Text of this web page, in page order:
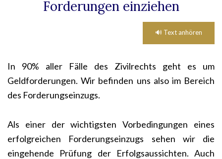
Forderungen einziehen
🔊 Text anhören
In 90% aller Fälle des Zivilrechts geht es um
Geldforderungen. Wir befinden uns also im Bereich
des Forderungseinzugs.
Als einer der wichtigsten Vorbedingungen eines
erfolgreichen Forderungseinzugs sehen wir die
eingehende Prüfung der Erfolgsaussichten. Auch